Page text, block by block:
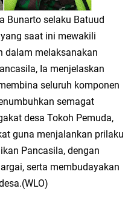
Kebungson Dorong Kepedulian
Lokal
Semester II 2026, Fokus pada
Alat Bantu Jalan untuk Lansia
Kamis, 6 Agustus
Bunarto selaku Batuud
saat ini mewakili
dalam melaksanakan
Ia menjelaskan
seluruh komponen
semagat
desa Tokoh Pemuda,
guna menjalankan prilaku
Pancasila, dengan
serta membudayakan